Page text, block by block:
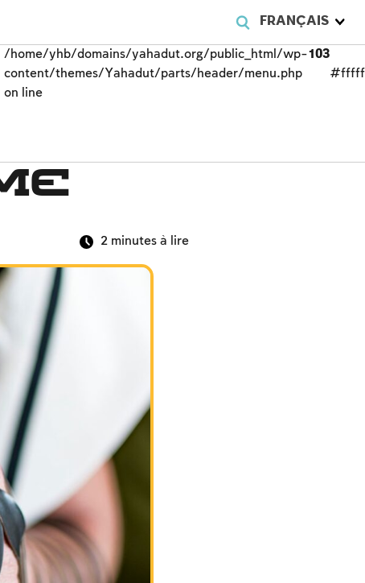
FRANÇAIS
/home/yhb/domains/yahadut.org/public_html/wp-
content/themes/Yahadut/parts/header/menu.php
on line
103
2 minutes à lire